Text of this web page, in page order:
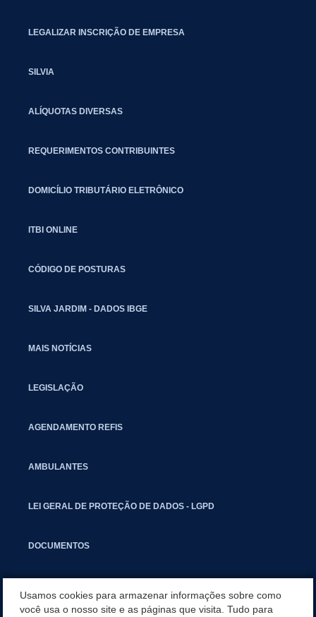
LEGALIZAR INSCRIÇÃO DE EMPRESA
SILVIA
ALÍQUOTAS DIVERSAS
REQUERIMENTOS CONTRIBUINTES
DOMICÍLIO TRIBUTÁRIO ELETRÔNICO
ITBI ONLINE
CÓDIGO DE POSTURAS
SILVA JARDIM - DADOS IBGE
MAIS NOTÍCIAS
LEGISLAÇÃO
AGENDAMENTO REFIS
AMBULANTES
LEI GERAL DE PROTEÇÃO DE DADOS - LGPD
DOCUMENTOS
Usamos cookies para armazenar informações sobre como
você usa o nosso site e as páginas que visita. Tudo para